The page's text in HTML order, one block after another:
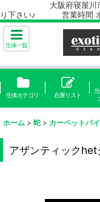
大阪府寝屋川市に店
り下さい♪ 営業時間 水
生体一覧
生体カテゴリ 在庫リスト
ホーム > 蛇 > カーペットパ
アザンティック